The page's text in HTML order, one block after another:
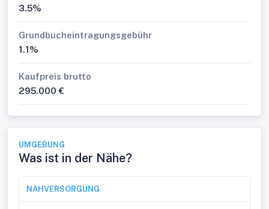
3.5%
Grundbucheintragungsgebühr
1.1%
Kaufpreis brutto
295.000 €
UMGEBUNG
Was ist in der Nähe?
NAHVERSORGUNG